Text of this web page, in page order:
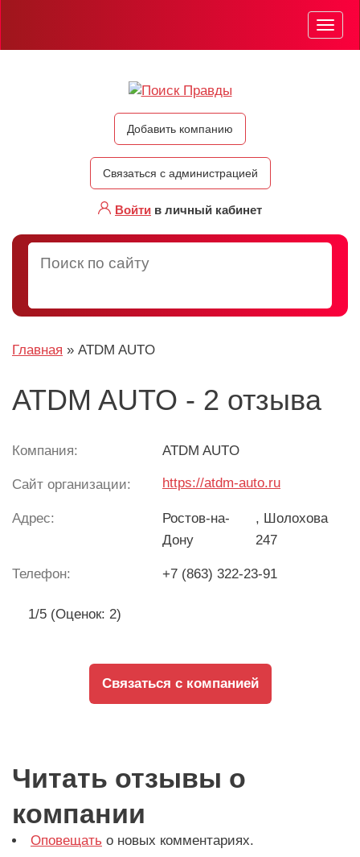
Добавить компанию
Связаться с администрацией
Войти в личный кабинет
Меню
Главная » ATDM AUTO
ATDM AUTO - 2 отзыва
Компания: ATDM AUTO
Сайт организации: https://atdm-auto.ru
Адрес:
Ростов-на-
Дону
, Шолохова
247
Телефон: +7 (863) 322-23-91
1/5 (Оценок: 2)
Связаться с компанией
Читать отзывы о
компании
Оповещать о новых комментариях.